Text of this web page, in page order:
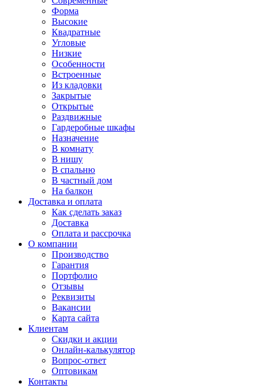
Форма
Высокие
Квадратные
Угловые
Низкие
Особенности
Встроенные
Из кладовки
Закрытые
Открытые
Раздвижные
Гардеробные шкафы
Назначение
В комнату
В нишу
В спальню
В частный дом
На балкон
Доставка и оплата
Как сделать заказ
Доставка
Оплата и рассрочка
О компании
Производство
Гарантия
Портфолио
Отзывы
Реквизиты
Вакансии
Карта сайта
Клиентам
Скидки и акции
Онлайн-калькулятор
Вопрос-ответ
Оптовикам
Контакты